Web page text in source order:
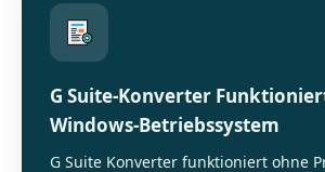
G Suite-Konverter
Windows-Betriebssystem
G Suite Konverter funktioniert ohne